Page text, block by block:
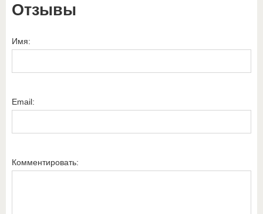
Отзывы
Имя:
Email:
Комментировать: